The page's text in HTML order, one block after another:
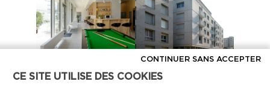
CE SITE UTILISE DES COOKIES
CONTINUER SANS ACCEPTER